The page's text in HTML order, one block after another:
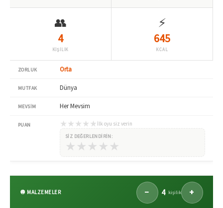
👥
4
KİŞİLİK
⚡
645
KCAL
ZORLUK Orta
MUTFAK Dünya
MEVSIM Her Mevsim
PUAN ★ ★ ★ ★ ★ İlk oyu siz verin
SIZ DEĞERLENDIRIN:
★ ★ ★ ★ ★
🧅 MALZEMELER − 4 kişilik +